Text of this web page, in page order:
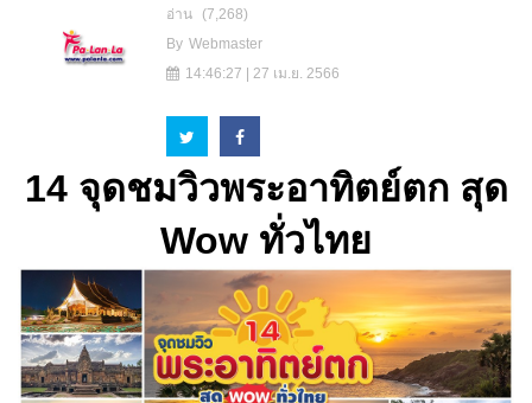
อ่าน
(7,268)
By Webmaster
14:46:27 | 27 เม.ย. 2566
14 จุดชมวิวพระอาทิตย์ตก สุด
Wow ทั่วไทย